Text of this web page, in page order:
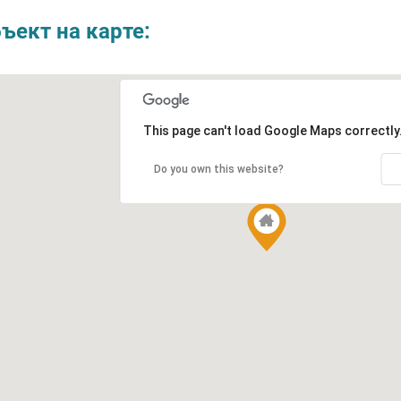
на карте:
This page can't load Google Maps
Do you own this website?